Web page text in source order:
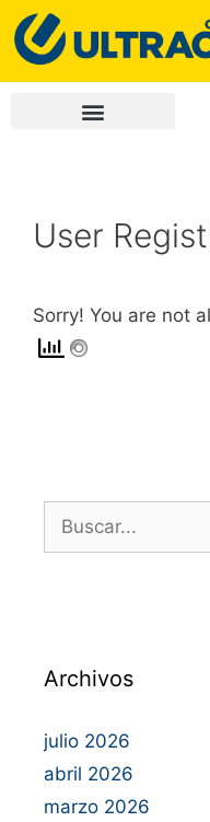
User
Sorry! You are not
Archivos
julio 2026
abril 2026
marzo 2026